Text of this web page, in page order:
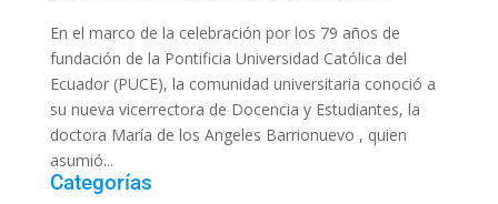
En el marco de la celebración por los 79 años de
fundación de la Pontificia Universidad Católica del
Ecuador (PUCE), la comunidad universitaria conoció a
su nueva vicerrectora de Docencia y Estudiantes, la
doctora María de los Angeles Barrionuevo , quien
asumió...
Categorías